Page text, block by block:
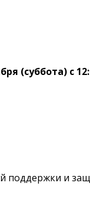
(суббота) с
поддержки и